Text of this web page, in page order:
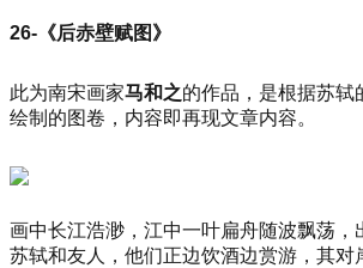
26-《后赤壁赋图》
此为南宋画家马和之的作品，是根据苏轼
绘制的图卷，内容即再现文章内容。
画中长江浩渺，江中一叶扁舟随波飘荡，
苏轼和友人，他们正边饮酒边赏游，其对